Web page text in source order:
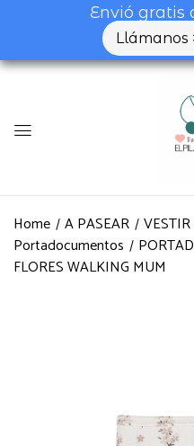
Envió gratis
Llámanos
Home A PASEAR
Portadocumentos
FLORES WALKING MUM